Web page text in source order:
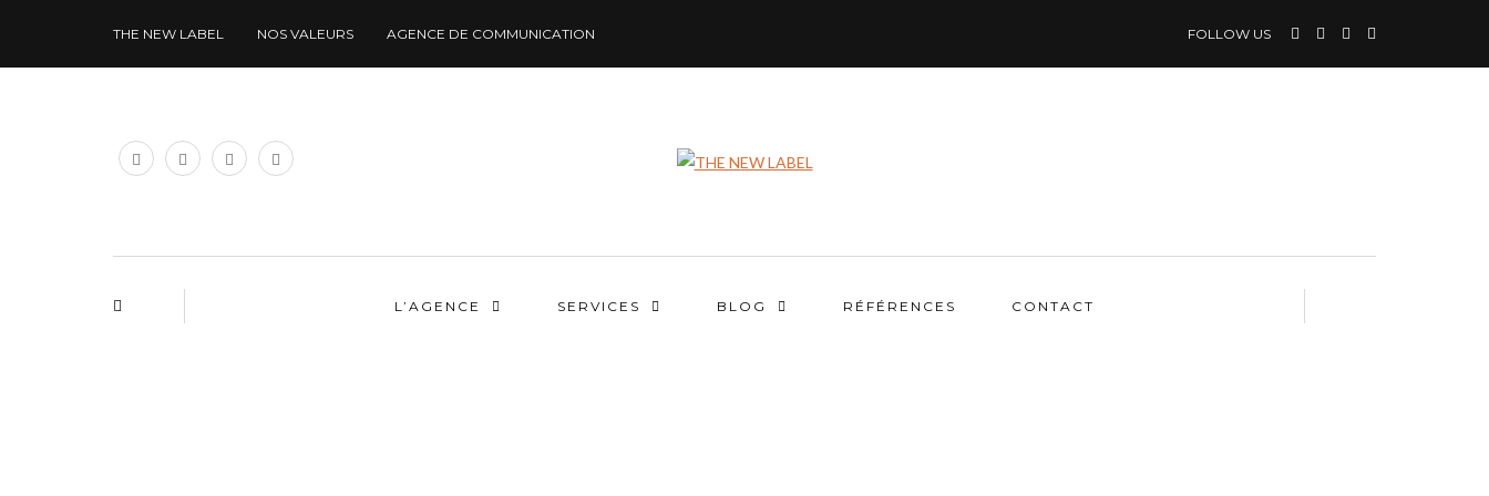
THE NEW LABEL NOS VALEURS AGENCE DE COMMUNICATION FOLLOW US
L’AGENCE SERVICES BLOG RÉFÉRENCES CONTACT